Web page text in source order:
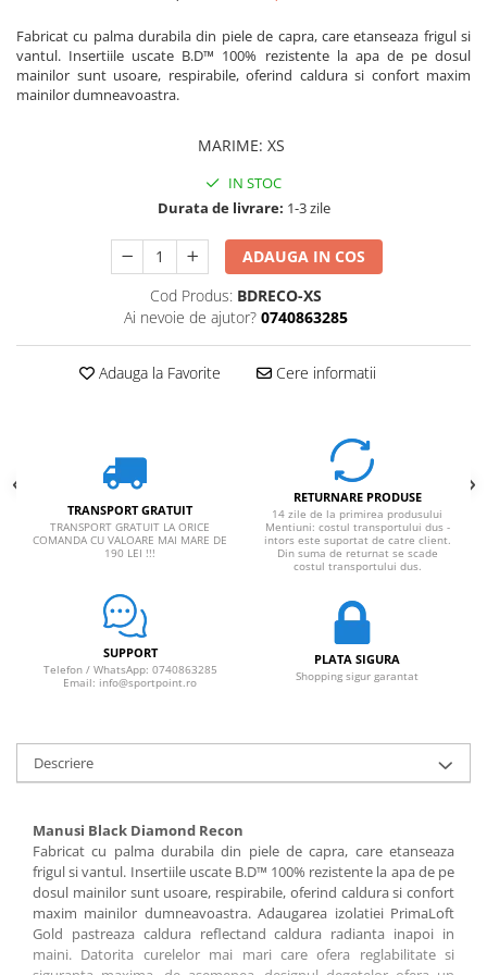
Fabricat cu palma durabila din piele de capra, care etanseaza frigul si
vantul. Insertiile uscate B.D™ 100% rezistente la apa de pe dosul
mainilor sunt usoare, respirabile, oferind caldura si confort maxim
mainilor dumneavoastra.
MARIME: XS
IN STOC
Durata de livrare: 1-3 zile
ADAUGA IN COS
Cod Produs: BDRECO-XS
Ai nevoie de ajutor? 0740863285
Adauga la Favorite Cere informatii
TRANSPORT GRATUIT
TRANSPORT GRATUIT LA ORICE
COMANDA CU VALOARE MAI MARE DE
190 LEI !!!
RETURNARE PRODUSE
14 zile de la primirea produsului
Mentiuni: costul transportului dus -
intors este suportat de catre client.
Din suma de returnat se scade
costul transportului dus.
SUPPORT
Telefon / WhatsApp: 0740863285
Email: info@sportpoint.ro
PLATA SIGURA
Shopping sigur garantat
Descriere
Manusi Black Diamond Recon
Fabricat cu palma durabila din piele de capra, care etanseaza
frigul si vantul. Insertiile uscate B.D™ 100% rezistente la apa de pe
dosul mainilor sunt usoare, respirabile, oferind caldura si confort
maxim mainilor dumneavoastra. Adaugarea izolatiei PrimaLoft
Gold pastreaza caldura reflectand caldura radianta inapoi in
maini. Datorita curelelor mai mari care ofera reglabilitate si